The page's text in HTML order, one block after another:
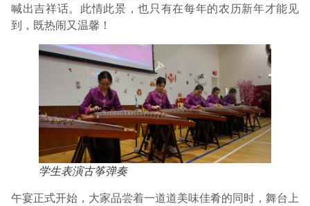
喊出吉祥话。此情此景，也只有在每年的农历新年才能见
到，既热闹又温馨！
学生表演古筝弹奏
午宴正式开始，大家品尝着一道道美味佳肴的同时，舞台上